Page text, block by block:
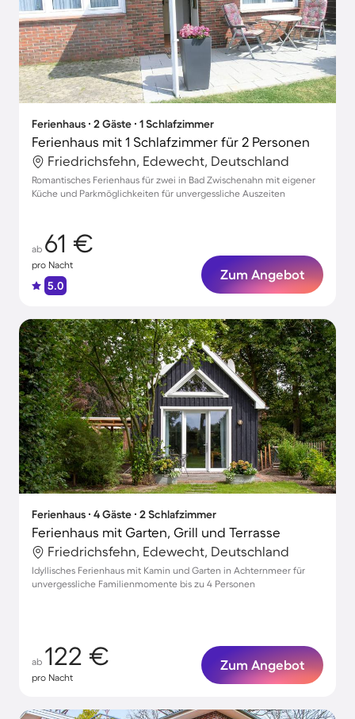
Ferienhaus ∙ 2 Gäste ∙ 1 Schlafzimmer
Ferienhaus mit 1 Schlafzimmer für 2 Personen
Friedrichsfehn, Edewecht, Deutschland
Romantisches Ferienhaus für zwei in Bad Zwischenahn mit eigener
Küche und Parkmöglichkeiten für unvergessliche Auszeiten
ab 61 €
pro Nacht
5.0
Zum Angebot
Ferienhaus ∙ 4 Gäste ∙ 2 Schlafzimmer
Ferienhaus mit Garten, Grill und Terrasse
Friedrichsfehn, Edewecht, Deutschland
Idyllisches Ferienhaus mit Kamin und Garten in Achternmeer für
unvergessliche Familienmomente bis zu 4 Personen
ab 122 €
pro Nacht
Zum Angebot